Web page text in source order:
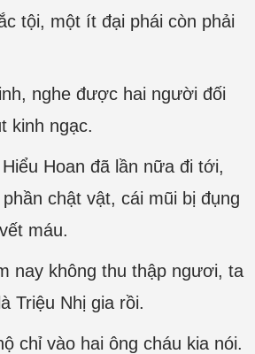
tội, một ít đại phái còn phải
nghe được hai người đối
kinh ngạc.
Hoan đã lần nữa đi tới,
chật vật, cái mũi bị đụng
máu.
nay không thu thập ngươi, ta
Triệu Nhị gia rồi.
chỉ vào hai ông cháu kia nói.